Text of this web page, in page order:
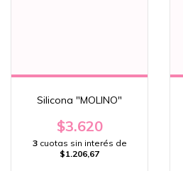
Silicona "MOLINO"
$3.620
3 cuotas sin interés de
$1.206,67